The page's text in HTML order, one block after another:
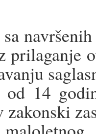
prilaganje
14
zakonski